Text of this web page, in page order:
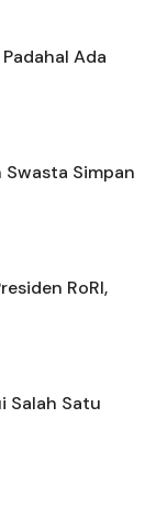
Ada
Swasta Simpan
RoRI,
Salah Satu